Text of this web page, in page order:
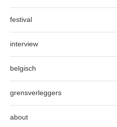
festival
interview
belgisch
grensverleggers
about